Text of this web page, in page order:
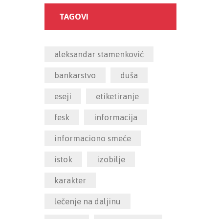
TAGOVI
aleksandar stamenković
bankarstvo duša
eseji etiketiranje
fesk informacija
informaciono smeće
istok izobilje
karakter
lečenje na daljinu